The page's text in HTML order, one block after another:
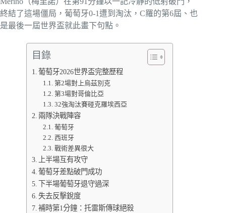
終結了這場僵局，葡萄牙0-1遭到淘汰，C羅的第6屆、也
是最後一屆世界盃就此畫下句點。
目錄
葡萄牙2026世界盃完整歷程
第2場對上烏茲別克
第3場對哥倫比亞
32強淘汰賽碰克羅埃西亞
兩隊決戰陣容
葡萄牙
西班牙
戰術差異很大
上半場互有攻守
葡萄牙差點破門成功
下半場葡萄牙退守過深
失去反擊銳度
補時第1分鐘：托雷斯傳球絕殺